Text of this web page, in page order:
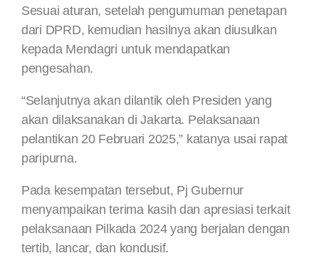
Sesuai aturan, setelah pengumuman penetapan
dari DPRD, kemudian hasilnya akan diusulkan
kepada Mendagri untuk mendapatkan
pengesahan.
“Selanjutnya akan dilantik oleh Presiden yang
akan dilaksanakan di Jakarta. Pelaksanaan
pelantikan 20 Februari 2025,” katanya usai rapat
paripurna.
Pada kesempatan tersebut, Pj Gubernur
menyampaikan terima kasih dan apresiasi terkait
pelaksanaan Pilkada 2024 yang berjalan dengan
tertib, lancar, dan kondusif.